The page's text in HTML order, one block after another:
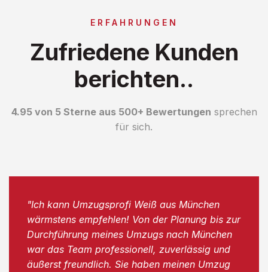
ERFAHRUNGEN
Zufriedene Kunden
berichten..
4.95 von 5 Sterne aus 500+ Bewertungen sprechen
für sich.
"Ich kann Umzugsprofi Weiß aus München
wärmstens empfehlen! Von der Planung bis zur
Durchführung meines Umzugs nach München
war das Team professionell, zuverlässig und
äußerst freundlich. Sie haben meinen Umzug